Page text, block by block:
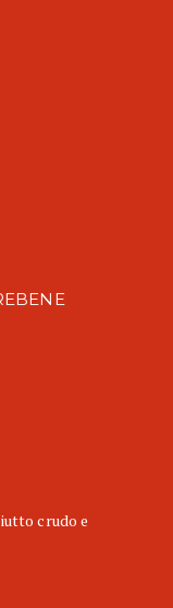
crudo e